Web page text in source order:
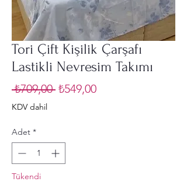
Tori Çift Kişilik Çarşafı
Lastikli Nevresim Takımı
₺709,00 Normal
₺549,00İndirimli
KDV dahil
Adet *
Tükendi